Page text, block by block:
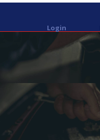
Login